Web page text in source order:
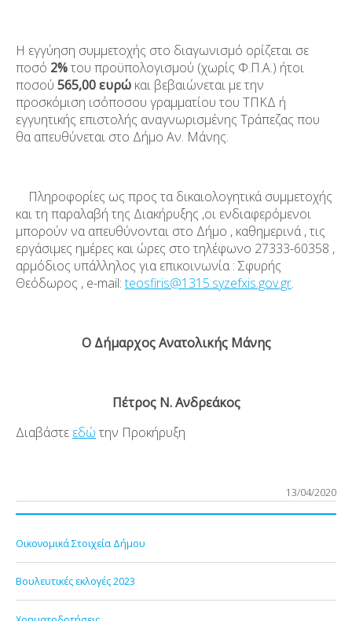
Η εγγύηση συμμετοχής στο διαγωνισμό ορίζεται σε
ποσό 2%του προϋπολογισμού (χωρίς Φ.Π.Α.) ήτοι
ποσού 565,00ευρώ και βεβαιώνεται με την
προσκόμιση ισόποσου γραμματίου του ΤΠΚΔ ή
εγγυητικής επιστολής αναγνωρισμένης Τράπεζας που
θα απευθύνεται στο Δήμο Αν. Μάνης.
Πληροφορίες ως προς τα δικαιολογητικά συμμετοχής
και τη παραλαβή της Διακήρυξης ,οι ενδιαφερόμενοι
μπορούν να απευθύνονται στο Δήμο , καθημερινά , τις
εργάσιμες ημέρες και ώρες στο τηλέφωνο 27333-60358 ,
αρμόδιος υπάλληλος για επικοινωνία : Σφυρής
Θεόδωρος , e-mail:teosfiris@1315.syzefxis.gov.gr.
Ο Δήμαρχος Ανατολικής Μάνης
Πέτρος Ν. Ανδρεάκος
Διαβάστε εδώ την Προκήρυξη
13/04/2020
Οικονομικά Στοιχεία Δήμου
Βουλευτικές εκλογές 2023